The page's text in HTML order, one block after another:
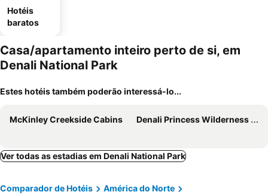
Hotéis
baratos
Casa/apartamento inteiro perto de si, em
Denali National Park
Estes hotéis também poderão interessá-lo...
McKinley Creekside Cabins Denali Princess Wilderness Lodge
Ver todas as estadias em Denali National Park
Comparador de Hotéis
América do Norte